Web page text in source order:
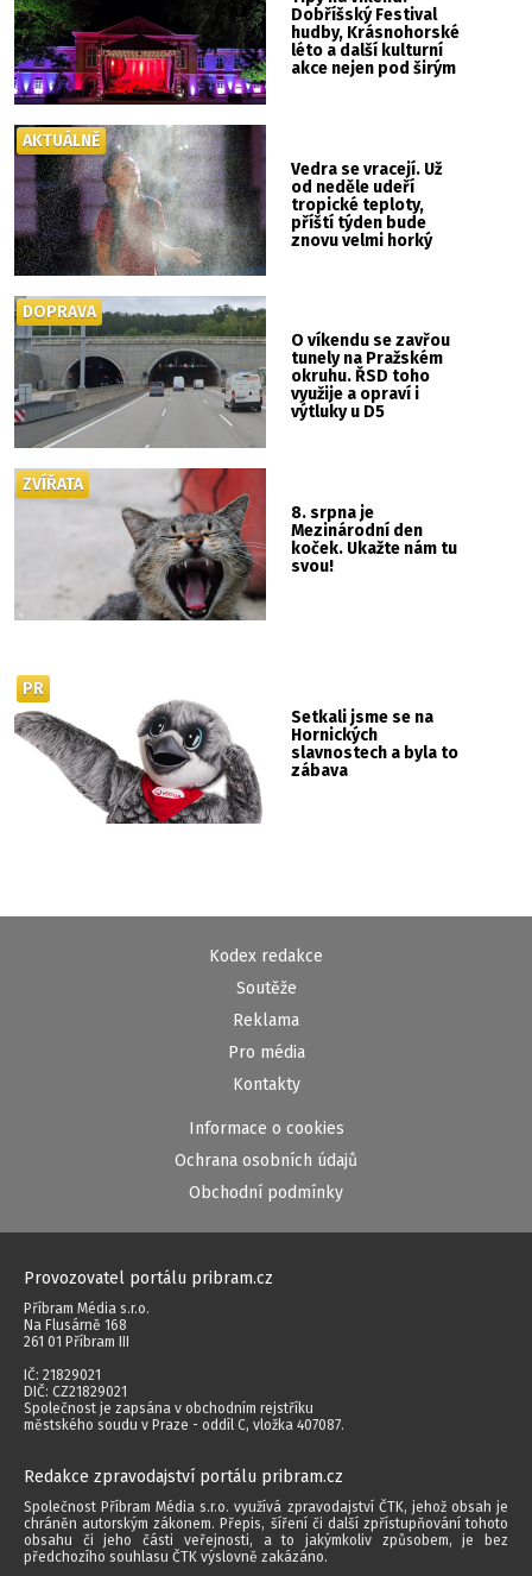
Dobříšský Festival
hudby, Krásnohorské
léto a další kulturní
akce nejen pod širým
Vedra se vracejí. Už
od neděle udeří
tropické teploty,
příští týden bude
znovu velmi horký
AKTUÁLNĚ
O víkendu se zavřou
tunely na Pražském
okruhu. ŘSD toho
využije a opraví i
výtluky u D5
DOPRAVA
8. srpna je
Mezinárodní den
koček. Ukažte nám tu
svou!
ZVÍŘATA
Setkali jsme se na
Hornických
slavnostech a byla to
zábava
PR
Kodex redakce
Soutěže
Reklama
Pro média
Kontakty
Informace o cookies
Ochrana osobních údajů
Obchodní podmínky
Provozovatel portálu pribram.cz
Příbram Média s.r.o.
Na Flusárně 168
261 01 Příbram III
IČ: 21829021
DIČ: CZ21829021
Společnost je zapsána v obchodním rejstříku
městského soudu v Praze - oddíl C, vložka 407087.
Redakce zpravodajství portálu pribram.cz
Společnost Příbram Média s.r.o. využívá zpravodajství ČTK, jehož obsah je
chráněn autorským zákonem. Přepis, šíření či další zpřístupňování tohoto
obsahu či jeho části veřejnosti, a to jakýmkoliv způsobem, je bez
předchozího souhlasu ČTK výslovně zakázáno.